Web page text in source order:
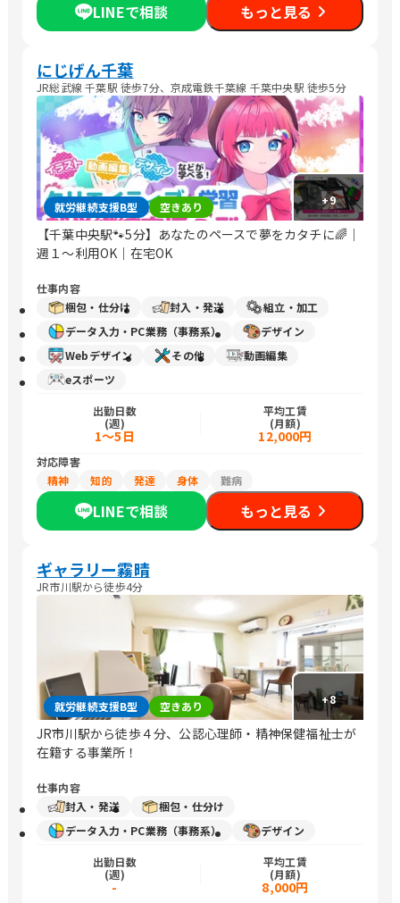
LINEで相談 もっと見る
にじげん千葉
JR総武線 千葉駅 徒歩7分、京成電鉄千葉線 千葉中央駅 徒歩5分
+9
就労継続支援B型 空きあり
【千葉中央駅🐾5分】あなたのペースで夢をカタチに🌈｜
週１～利用OK｜在宅OK
仕事内容
梱包・仕分け
封入・発送
組立・加工
データ入力・PC業務（事務系）
デザイン
Webデザイン
その他
動画編集
eスポーツ
出勤日数
(週)
1〜5日
平均工賃
(月額)
12,000円
対応障害
精神
知的 発達 身体 難病
LINEで相談 もっと見る
ギャラリー霧晴
JR市川駅から徒歩4分
+8
就労継続支援B型 空きあり
JR市川駅から徒歩４分、公認心理師・精神保健福祉士が
在籍する事業所！
仕事内容
封入・発送
梱包・仕分け
データ入力・PC業務（事務系）
デザイン
出勤日数
(週)
-
平均工賃
(月額)
8,000円